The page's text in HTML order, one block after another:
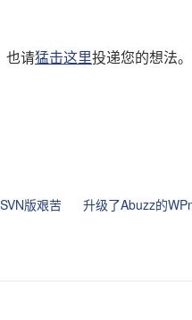
也请猛击这里投递您的想法。
版艰苦
升级了Abuzz的